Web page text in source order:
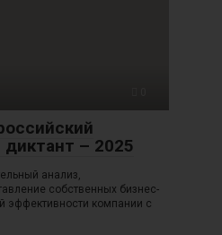
– 2025
анализ,
собственных бизнес-
эффективности компании с